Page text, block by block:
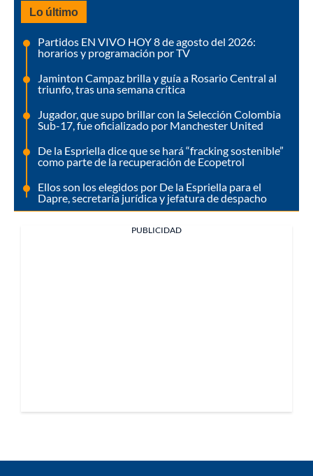
Lo último
Partidos EN VIVO HOY 8 de agosto del 2026:
horarios y programación por TV
Jaminton Campaz brilla y guía a Rosario Central al
triunfo, tras una semana crítica
Jugador, que supo brillar con la Selección Colombia
Sub-17, fue oficializado por Manchester United
De la Espriella dice que se hará “fracking sostenible”
como parte de la recuperación de Ecopetrol
Ellos son los elegidos por De la Espriella para el
Dapre, secretaría jurídica y jefatura de despacho
PUBLICIDAD